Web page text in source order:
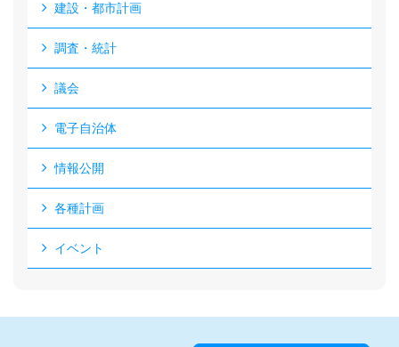
建設・都市計画
調査・統計
議会
電子自治体
情報公開
各種計画
イベント